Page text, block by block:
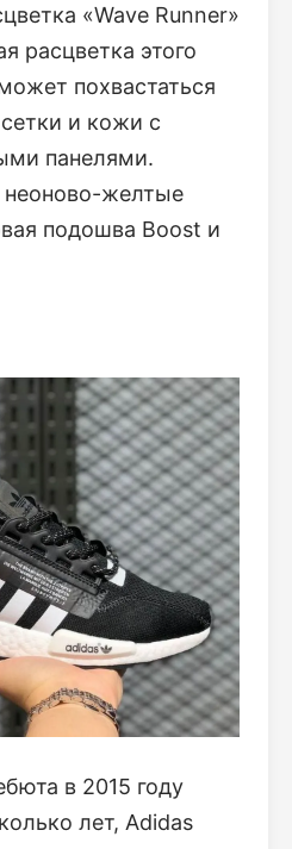
«Wave Runner»
расцветка этого
похвастаться
и кожи с
панелями.
желтые
подошва Boost и
в 2015 году
лет, Adidas